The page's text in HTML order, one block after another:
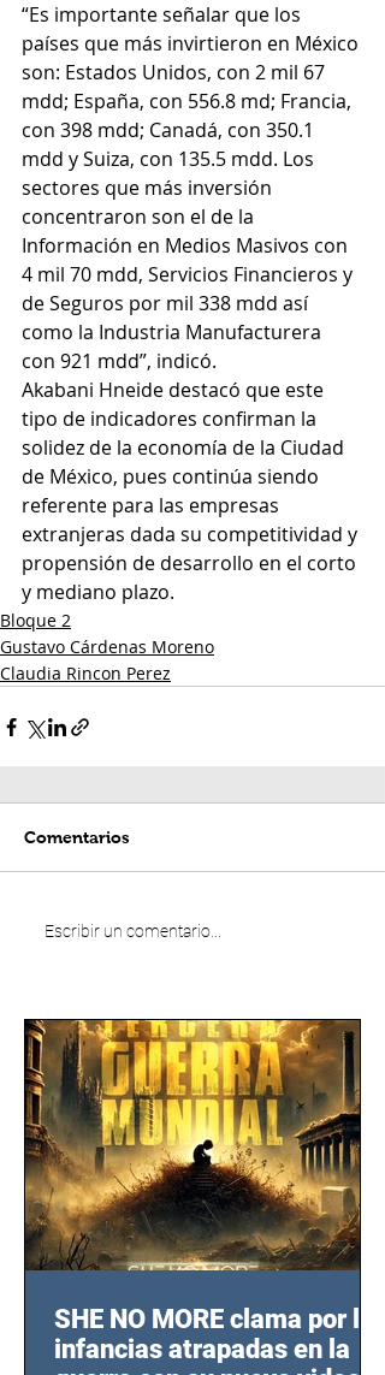
“Es importante señalar que los
países que más invirtieron en México
son: Estados Unidos, con 2 mil 67
mdd; España, con 556.8 md; Francia,
con 398 mdd; Canadá, con 350.1
mdd y Suiza, con 135.5 mdd. Los
sectores que más inversión
concentraron son el de la
Información en Medios Masivos con
4 mil 70 mdd, Servicios Financieros y
de Seguros por mil 338 mdd así
como la Industria Manufacturera
con 921 mdd”, indicó.
Akabani Hneide destacó que este
tipo de indicadores confirman la
solidez de la economía de la Ciudad
de México, pues continúa siendo
referente para las empresas
extranjeras dada su competitividad y
propensión de desarrollo en el corto
y mediano plazo.
Bloque 2
Gustavo Cárdenas Moreno
Claudia Rincon Perez
Comentarios
Escribir un comentario...
SHE NO MORE clama por las
infancias atrapadas en la